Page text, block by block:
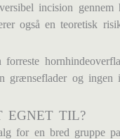
incision gennem
også en teoretisk
grænseflader og ingen
EGNET TIL?
for en bred gruppe